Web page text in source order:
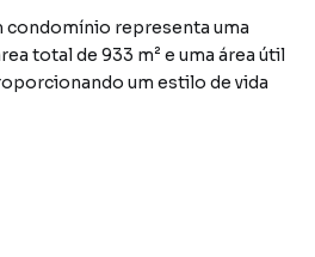
condomínio representa uma
total de 933 m² e uma área útil
um estilo de vida
aos moradores. O layout bem